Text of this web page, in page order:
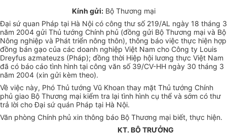
Kính gửi:Bộ Thương mại
Đại sứ quan Pháp tại Hà Nội có công thư số 219/AL ngày 18 tháng 3
năm 2004 gửi Thủ tướng Chính phủ (đồng gửi Bộ Thương mại và Bộ
Nông nghiệp và Phát triển nông thôn), thông báo việc thực hiện hợp
đồng bán gạo của các doanh nghiệp Việt Nam cho Công ty Louis
Dreyfus azmateuzs (Pháp); đồng thời Hiệp hội lương thực Việt Nam
đã có báo cáo tình hình tại công văn số 39/CV-HH ngày 30 tháng 3
năm 2004 (xin gửi kèm theo).
Về việc này, Phó Thủ tướng Vũ Khoan thay mặt Thủ tướng Chính
phủ giao Bộ Thương mại kiểm tra lại tình hình cụ thể và sớm có thư
trả lời cho Đại sứ quán Pháp tại Hà Nội.
Văn phòng Chính phủ xin thông báo Bộ Thương mại biết, thực hiện.
KT. BỘ TRƯỞNG